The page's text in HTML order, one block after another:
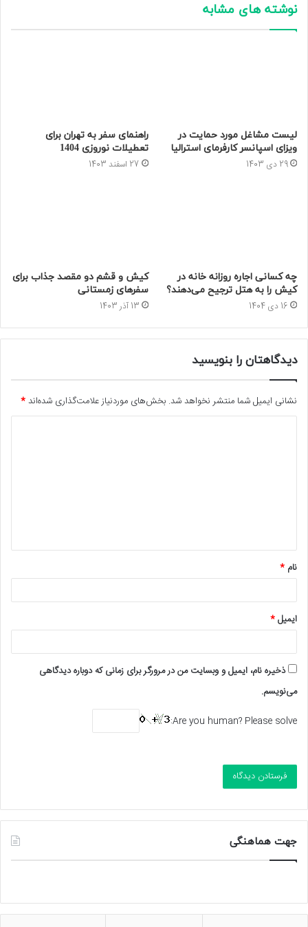
نوشته های مشابه
لیست مشاغل مورد حمایت در
ویزای اسپانسر کارفرمای استرالیا
29 دی 1403
راهنمای سفر به تهران برای
تعطیلات نوروزی 1404
27 اسفند 1403
چه کسانی اجاره روزانه خانه در
کیش را به هتل ترجیح می‌دهند؟
16 دی 1404
کیش و قشم دو مقصد جذاب برای
سفرهای زمستانی
13 آذر 1403
دیدگاهتان را بنویسید
نشانی ایمیل شما منتشر نخواهد شد. بخش‌های موردنیاز علامت‌گذاری شده‌اند*
*
نام *
ایمیل*
ذخیره نام، ایمیل و وبسایت من در مرورگر برای زمانی که دوباره دیدگاهی
می‌نویسم.
Are you human? Please solve:
جهت هماهنگی